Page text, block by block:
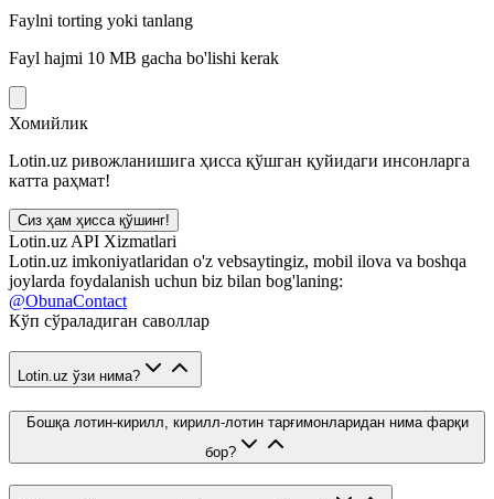
Faylni torting yoki tanlang
Fayl hajmi 10 MB gacha bo'lishi kerak
Хомийлик
Lotin.uz ривожланишига ҳисса қўшган қуйидаги инсонларга
катта раҳмат!
Сиз ҳам ҳисса қўшинг!
Lotin.uz API Xizmatlari
Lotin.uz imkoniyatlaridan o'z vebsaytingiz, mobil ilova va boshqa
joylarda foydalanish uchun biz bilan bog'laning:
@ObunaContact
Кўп сўраладиган саволлар
Lotin.uz ўзи нима?
Бошқа лотин-кирилл, кирилл-лотин тарғимонларидан нима фарқи
бор?